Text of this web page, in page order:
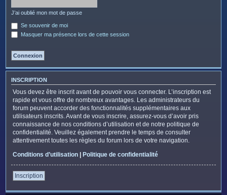
J’ai oublié mon mot de passe
Se souvenir de moi
Masquer ma présence lors de cette session
INSCRIPTION
Vous devez être inscrit avant de pouvoir vous connecter. L’inscription est
rapide et vous offre de nombreux avantages. Les administrateurs du
forum peuvent accorder des fonctionnalités supplémentaires aux
utilisateurs inscrits. Avant de vous inscrire, assurez-vous d’avoir pris
connaissance de nos conditions d’utilisation et de notre politique de
confidentialité. Veuillez également prendre le temps de consulter
attentivement toutes les règles du forum lors de votre navigation.
Conditions d’utilisation | Politique de confidentialité
Inscription